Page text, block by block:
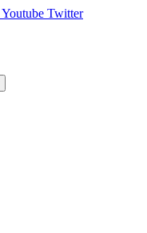
Youtube Twitter